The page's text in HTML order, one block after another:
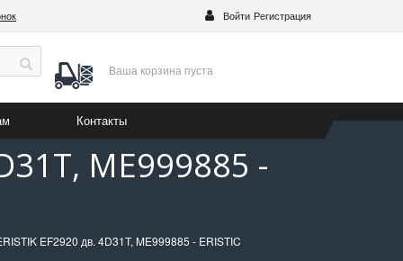
Войти Регистрация
Ваша корзина пуста
Контакты
ME999885 -
EF2920 дв. 4D31T, ME999885 - ERISTIC